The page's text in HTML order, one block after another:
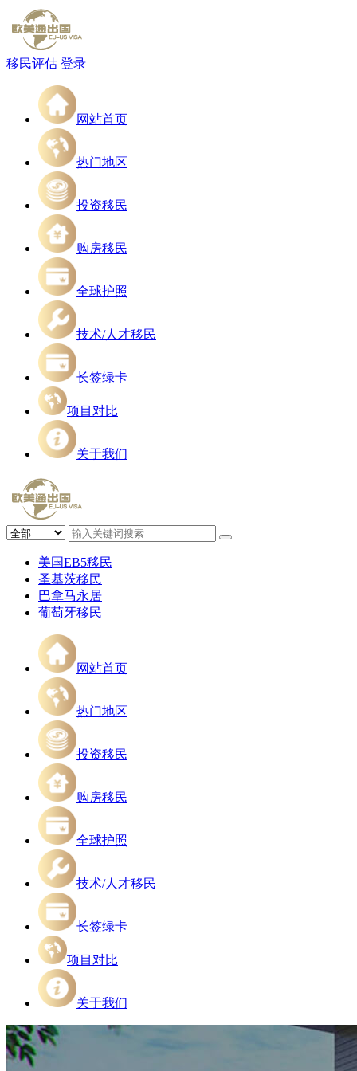
移民评估 登录
网站首页
热门地区
投资移民
购房移民
全球护照
技术/人才移民
长签绿卡
项目对比
关于我们
美国EB5移民
圣基茨移民
巴拿马永居
葡萄牙移民
网站首页
热门地区
投资移民
购房移民
全球护照
技术/人才移民
长签绿卡
项目对比
关于我们